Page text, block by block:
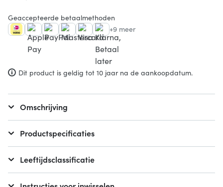
Geaccepteerde betaalmethoden
+9 meer
Dit product is geldig tot 10 jaar na de aankoopdatum.
Omschrijving
Productspecificaties
Leeftijdsclassificatie